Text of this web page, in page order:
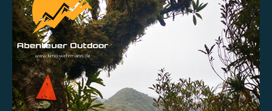
nach
Hamilton